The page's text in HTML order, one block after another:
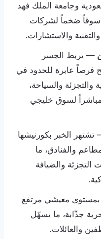
وجامعة الملك فهد
سوقاً ضخماً لشركات
والاستشارات.
— يربط الجسر
فرصاً عابرة للحدود في
والتجزئة والسياحة،
لسوق خليجي
تشتهر الخبر بكورنيشها
والفنادق، ما
التجزئة والضيافة
بمستوى معيشي مرتفع
جذّابة، ما يسهّل
والعائلات.